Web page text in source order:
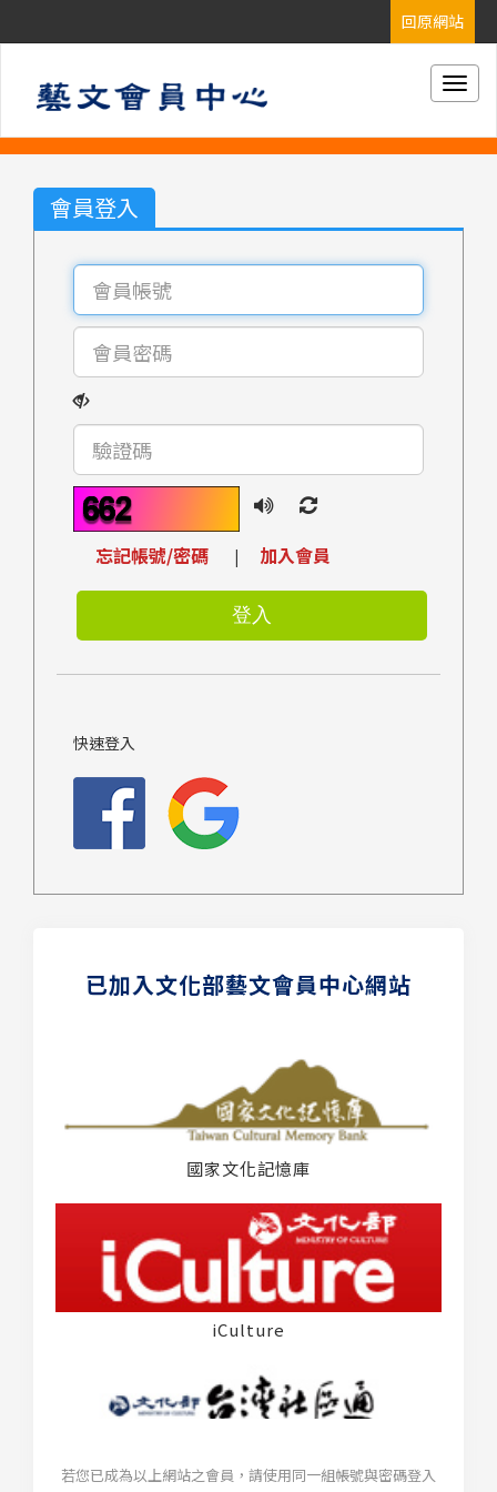
會員登入
忘記帳號/密碼 | 加入會員
快速登入
已加入文化部藝文會員中心網站
國家文化記憶庫
iCulture
若您已成為以上網站之會員，請使用同一組帳號與密碼登入